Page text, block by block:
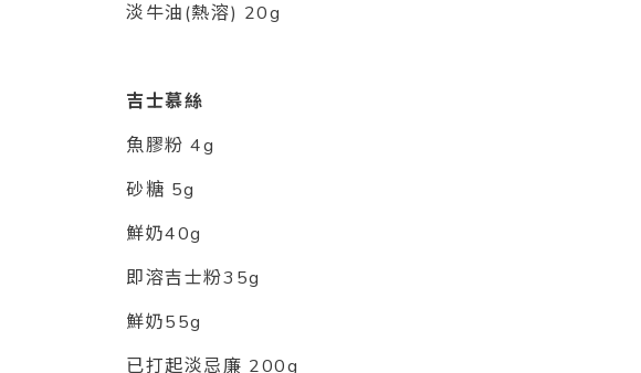
淡牛油(熱溶) 20g
吉士慕絲
魚膠粉 4g
砂糖 5g
鮮奶40g
即溶吉士粉35g
鮮奶55g
已打起淡忌廉 200g